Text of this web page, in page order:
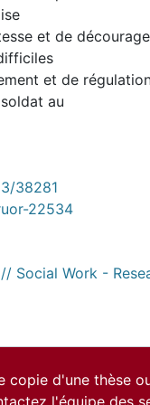
et de
et de
au
38281
22534
Social Work -
copie d'une thèse
l'équipe des